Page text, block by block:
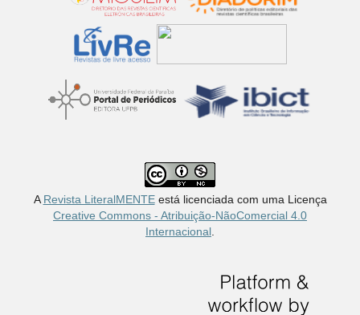
ARevista LiteralMENTEestá licenciada com uma Licença
Creative Commons - Atribuição-NãoComercial 4.0
Internacional.